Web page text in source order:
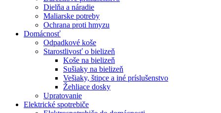
Dielňa a náradie
Maliarske potreby
Ochrana proti hmyzu
Domácnosť
Odpadkové koše
Starostlivosť o bielizeň
Koše na bielizeň
Sušiaky na bielizeň
Vešiaky, štipce a iné príslušenstvo
Žehliace dosky
Upratovanie
Elektrické spotrebiče